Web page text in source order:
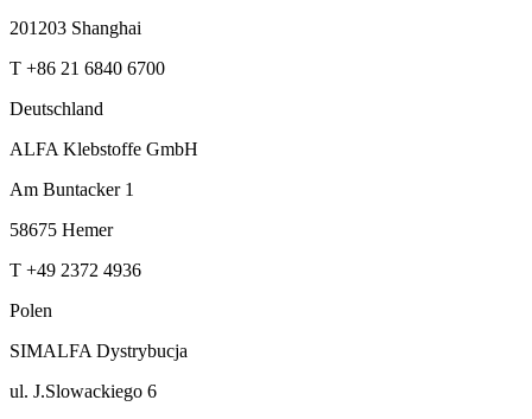
201203 Shanghai
T +86 21 6840 6700
Deutschland
ALFA Klebstoffe GmbH
Am Buntacker 1
58675 Hemer
T +49 2372 4936
Polen
SIMALFA Dystrybucja
ul. J.Slowackiego 6